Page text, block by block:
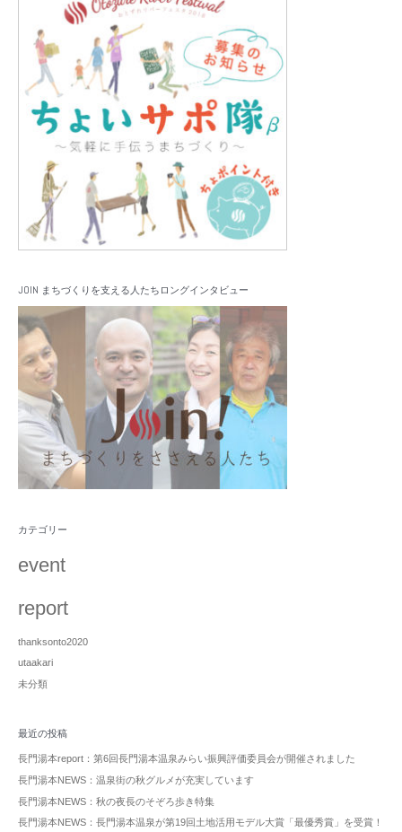
JOIN まちづくりを支える人たちロングインタビュー
カテゴリー
event
report
thanksonto2020
utaakari
未分類
最近の投稿
長門湯本report：第6回長門湯本温泉みらい振興評価委員会が開催されました
長門湯本NEWS：温泉街の秋グルメが充実しています
長門湯本NEWS：秋の夜長のそぞろ歩き特集
長門湯本NEWS：長門湯本温泉が第19回土地活用モデル大賞「最優秀賞」を受賞！